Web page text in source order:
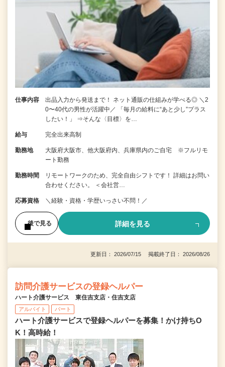
仕事内容
出品入力から発送まで！ ネット通販の仕組みが学べる◎ ＼2
0〜40代の男性が活躍中／ 「毎月の給料に“あと少し”プラス
したい！」 ⇒そんな〈目標〉を…
給与 完全出来高制
勤務地
大阪府大阪市、他大阪府内、兵庫県内のご自宅 ※フルリモ
ート勤務
勤務時間
リモートワークのため、完全自由シフトです！ 詳細はお問い
合わせください。 ＜会社営…
応募資格 ＼経験・資格・学歴いっさい不問！／
後で見る 詳細を見る
更新日： 2026/07/15 掲載終了日： 2026/08/26
訪問介護サービスの登録ヘルパー
ハート介護サービス 東住吉支店・住吉支店
アルバイト パート
ハート介護サービスで登録ヘルパーを募集！かけ持ちO
K！高時給！